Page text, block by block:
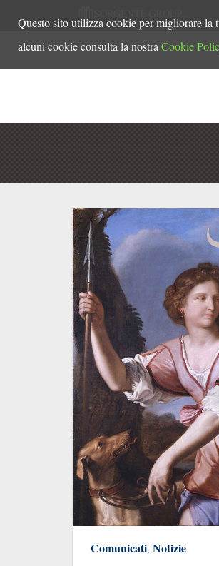
Comunicati, Notizie
Questo sito utilizza cookie per migliorare la
alcuni cookie consulta la nostra Cookie